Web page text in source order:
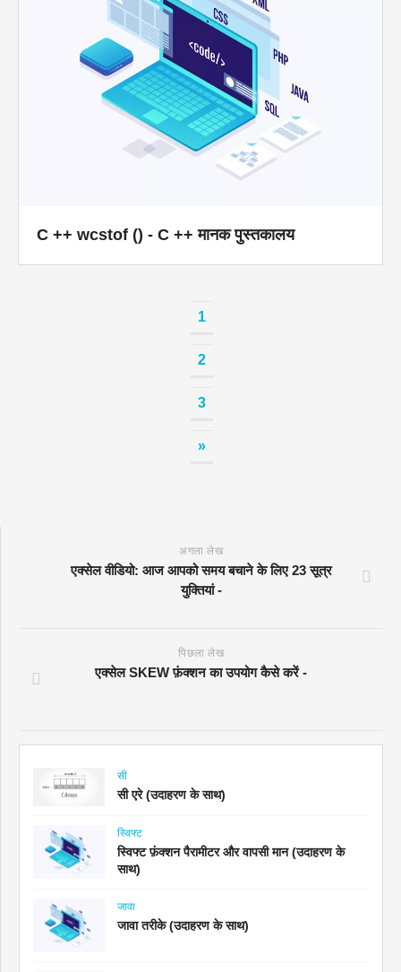
C ++ wcstof () - C ++ मानक पुस्तकालय
1
2
3
»
अगला लेख
एक्सेल वीडियो: आज आपको समय बचाने के लिए 23 सूत्र
युक्तियां -
पिछला लेख
एक्सेल SKEW फ़ंक्शन का उपयोग कैसे करें -
सी
सी एरे (उदाहरण के साथ)
स्विफ्ट
स्विफ्ट फ़ंक्शन पैरामीटर और वापसी मान (उदाहरण के
साथ)
जावा
जावा तरीके (उदाहरण के साथ)